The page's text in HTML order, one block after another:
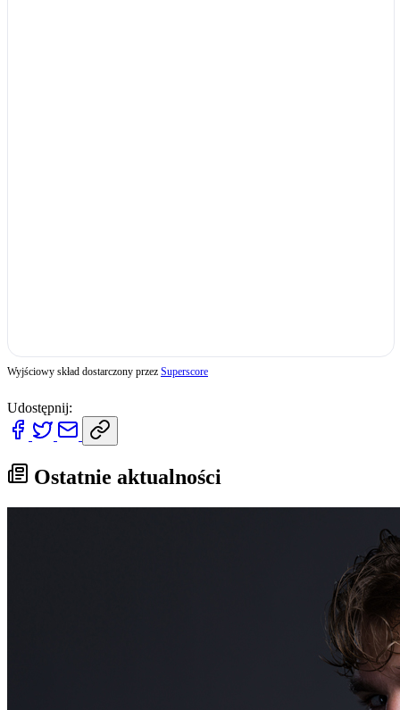
Wyjściowy skład dostarczony przez Superscore
Udostępnij:
Ostatnie aktualności